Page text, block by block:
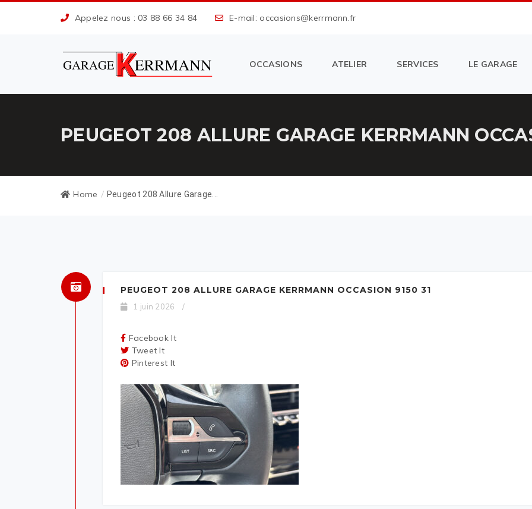
Appelez nous : 03 88 66 34 84 E-mail: occasions@kerrmann.fr
OCCASIONS ATELIER SERVICES LE GARAGE
PEUGEOT 208 ALLURE GARAGE KERRMANN
Home / Peugeot 208 Allure Garage...
PEUGEOT 208 ALLURE GARAGE KERRMANN OCCASION 9150 31
1 juin 2026 /
Facebook It
Tweet It
Pinterest It